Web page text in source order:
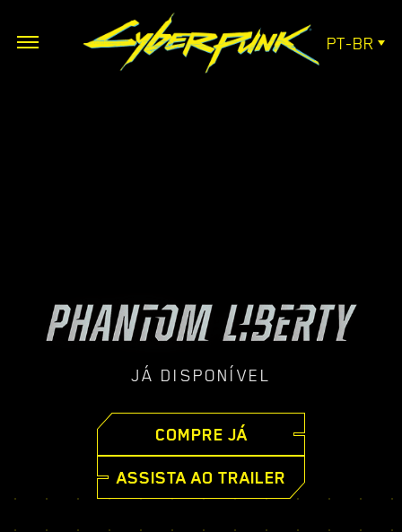
PT-BR
JÁ DISPONÍVEL
COMPRE JÁ
ASSISTA AO TRAILER